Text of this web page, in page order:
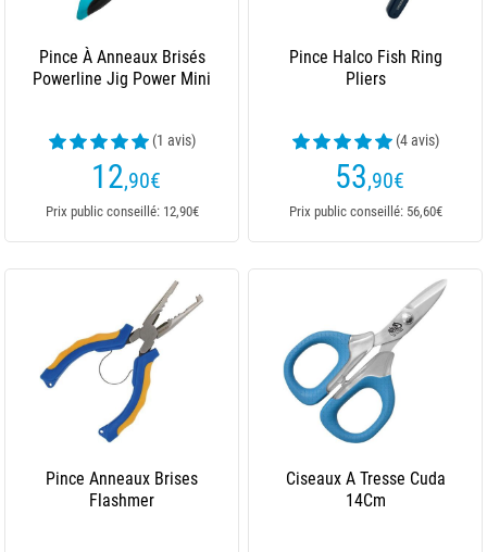
Pince À Anneaux Brisés
Powerline Jig Power Mini
(1 avis)
12,90€
Prix public conseillé: 12,90€
Pince Halco Fish Ring
Pliers
(4 avis)
53,90€
Prix public conseillé: 56,60€
Pince Anneaux Brises
Flashmer
Ciseaux A Tresse Cuda
14Cm